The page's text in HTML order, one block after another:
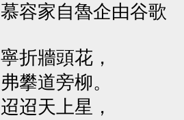
慕容家自魯企由谷歌
寧折牆頭花，
弗攀道旁柳。
迢迢天上星，